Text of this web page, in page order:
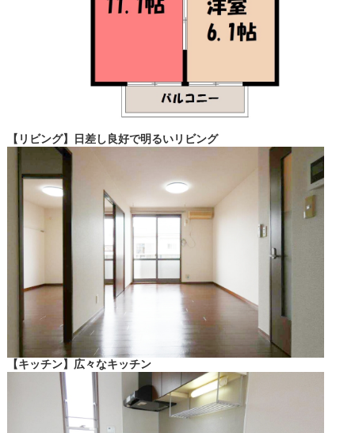
【リビング】日差し良好で明るいリビング
【キッチン】広々なキッチン